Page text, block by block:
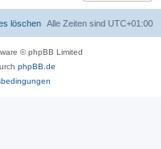
Alle Zeiten sind UTC+01:00
löschen
© phpBB Limited
phpBB.de